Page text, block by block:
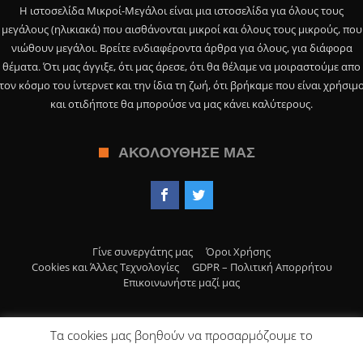
Η ιστοσελίδα Μικροί-Μεγάλοι είναι μια ιστοσελίδα για όλους τους
μεγάλους (ηλικιακά) που αισθάνονται μικροί και όλους τους μικρούς, που
νιώθουν μεγάλοι. Βρείτε ενδιαφέροντα άρθρα για όλους, για διάφορα
θέματα. Ότι μας άγγιξε, ότι μας άρεσε, ότι θα θέλαμε να μοιραστούμε απο
κόσμο του ίντερνετ και την ίδια τη ζωή, ότι βρήκαμε που είναι
και οτιδήποτε θα μπορούσε να μας κάνει καλύτερους.
ΑΚΟΛΟΎΘΗΣΕ ΜΑΣ
Γίνε συνεργάτης μας
Όροι Χρήσης
Cookies και Άλλες Τεχνολογίες
GDPR – Πολιτική Απορρήτου
Επικοινωνήστε μαζί μας
© Copyright 2019, Μικροί Μεγάλοι>
Τα cookies μας βοηθούν να προσαρμόζουμε το